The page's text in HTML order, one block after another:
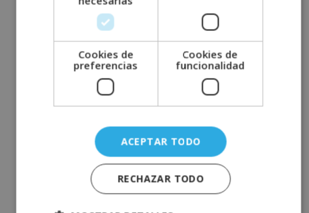
abril 2023
marzo 2023
febrero 2023
enero 2023
diciembre 2022
noviembre 2022
octubre 2022
septiembre 2022
agosto 2022
Cookies de
preferencias
Cookies de
funcionalidad
ACEPTAR TODO
RECHAZAR TODO